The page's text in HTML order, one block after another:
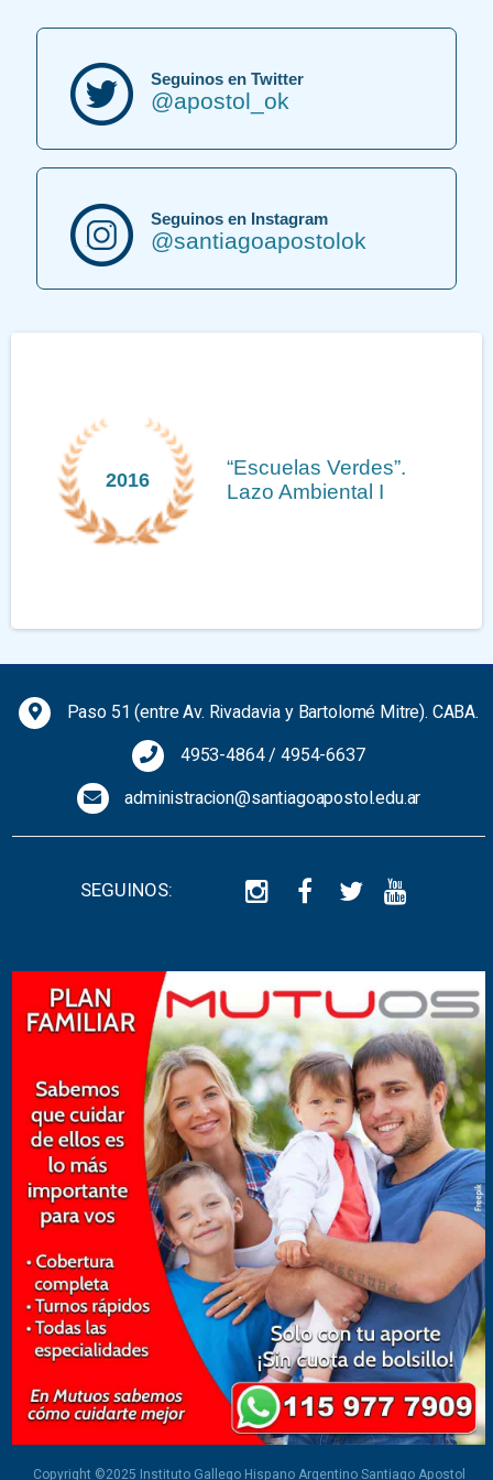
Seguinos en Twitter
@apostol_ok
Seguinos en Instagram
@santiagoapostolok
2016
“Escuelas Verdes”.
Lazo Ambiental I
Paso 51 (entre Av. Rivadavia y Bartolomé Mitre). CABA.
4953-4864/4954-6637
administracion@santiagoapostol.edu.ar
SEGUINOS:
Copyright ©2025 Instituto Gallego Hispano Argentino Santiago Apostol